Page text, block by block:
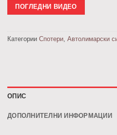
ПОГЛЕДНИ ВИДЕО
Категории Спотери Автолимарски
ОПИС
ДОПОЛНИТЕЛНИ ИНФОРМАЦИИ